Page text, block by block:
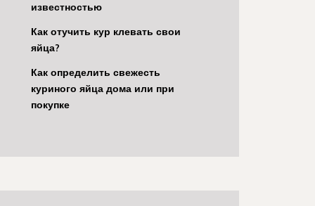
известностью
Как отучить кур клевать свои
яйца?
Как определить свежесть
куриного яйца дома или при
покупке